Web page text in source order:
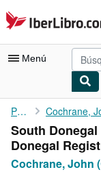
Pasar al contenido
IberLibro.com
Menú
Mi cuenta
Consultar mis
Búsqueda avanzada
Portada
South
Donegal
Cochrane, John